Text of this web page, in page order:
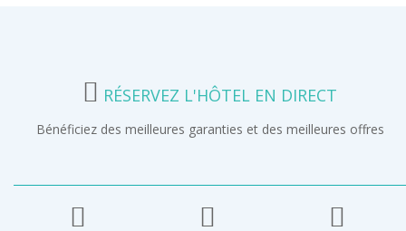
RÉSERVEZ L'HÔTEL EN DIRECT
Bénéficiez des meilleures garanties et des meilleures offres